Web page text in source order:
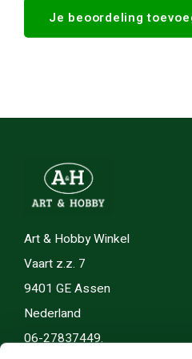
Je beoordeling
Art & Hobby Winkel
Vaart z.z. 7
9401 GE Assen
Nederland
06-27837449.